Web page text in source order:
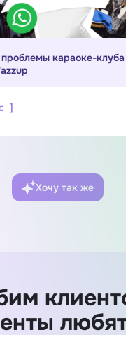
караоке-
]
Хочу так же